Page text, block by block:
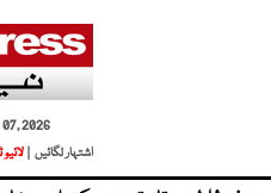
07, 2026
اشتہار لگائیں |